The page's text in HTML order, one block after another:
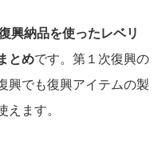
興納品を使ったレベリ
とめです。第１次復興の
興でも復興アイテムの製
えます。